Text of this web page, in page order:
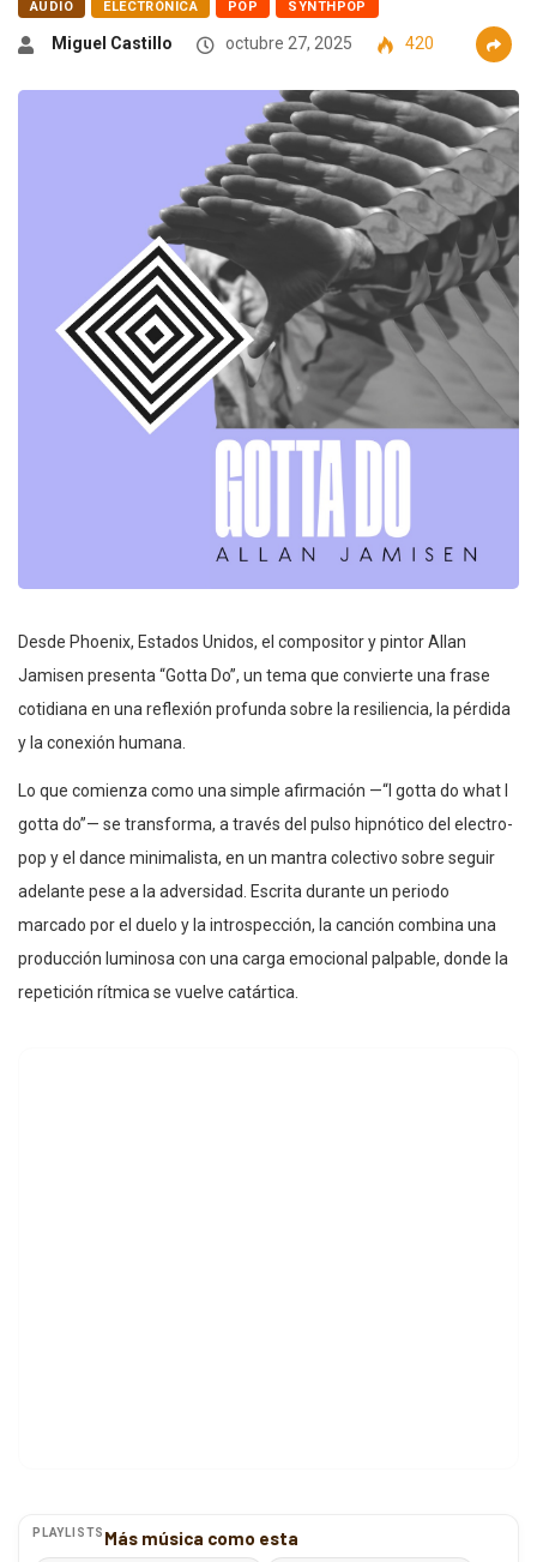
AUDIO ELECTRÓNICA POP SYNTHPOP
Miguel Castillo octubre 27, 2025 420
Desde Phoenix, Estados Unidos, el compositor y pintor Allan
Jamisen presenta “Gotta Do”, un tema que convierte una frase
cotidiana en una reflexión profunda sobre la resiliencia, la pérdida
y la conexión humana.
Lo que comienza como una simple afirmación —“I gotta do what I
gotta do”— se transforma, a través del pulso hipnótico del electro-
pop y el dance minimalista, en un mantra colectivo sobre seguir
adelante pese a la adversidad. Escrita durante un periodo
marcado por el duelo y la introspección, la canción combina una
producción luminosa con una carga emocional palpable, donde la
repetición rítmica se vuelve catártica.
PLAYLISTS Más música como esta